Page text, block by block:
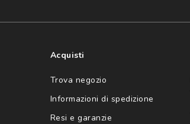
Acquisti
Trova negozio
Informazioni di spedizione
Resi e garanzie